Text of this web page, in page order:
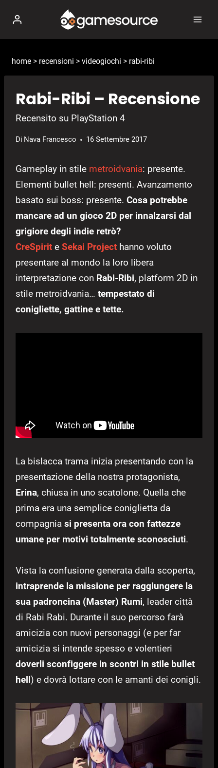
contenuto
home > recensioni > videogiochi > rabi-ribi
Rabi-Ribi – Recensione
Recensito su PlayStation 4
Di Nava Francesco 16 Settembre 2017
Gameplay in stile metroidvania: presente.
Elementi bullet hell: presenti. Avanzamento
basato sui boss: presente. Cosa potrebbe
mancare ad un gioco 2D per innalzarsi dal
grigiore degli indie retrò?
CreSpirit e Sekai Project hanno voluto
presentare al mondo la loro libera
interpretazione con Rabi-Ribi, platform 2D in
stile metroidvania… tempestato di
conigliette, gattine e tette.
La bislacca trama inizia presentando con la
presentazione della nostra protagonista,
Erina, chiusa in uno scatolone. Quella che
prima era una semplice coniglietta da
compagnia si presenta ora con fattezze
umane per motivi totalmente sconosciuti.
Vista la confusione generata dalla scoperta,
intraprende la missione per raggiungere la
sua padroncina (Master) Rumi, leader città
di Rabi Rabi. Durante il suo percorso farà
amicizia con nuovi personaggi (e per far
amicizia si intende spesso e volentieri
doverli sconfiggere in scontri in stile bullet
hell) e dovrà lottare con le amanti dei conigli.